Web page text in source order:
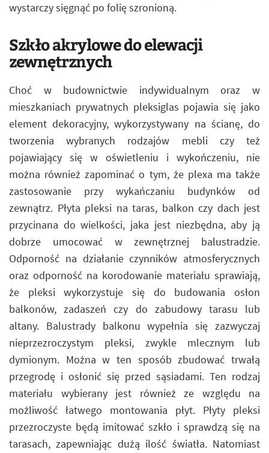
wystarczy sięgnąć po folię szronioną.
Szkło akrylowe do elewacji
zewnętrznych
Choć w budownictwie indywidualnym oraz w
mieszkaniach prywatnych pleksiglas pojawia się jako
element dekoracyjny, wykorzystywany na ścianę, do
tworzenia wybranych rodzajów mebli czy też
pojawiający się w oświetleniu i wykończeniu, nie
można również zapominać o tym, że plexa ma także
zastosowanie przy wykańczaniu budynków od
zewnątrz. Płyta pleksi na taras, balkon czy dach jest
przycinana do wielkości, jaka jest niezbędna, aby ją
dobrze umocować w zewnętrznej balustradzie.
Odporność na działanie czynników atmosferycznych
oraz odporność na korodowanie materiału sprawiają,
że pleksi wykorzystuje się do budowania osłon
balkonów, zadaszeń czy do zabudowy tarasu lub
altany. Balustrady balkonu wypełnia się zazwyczaj
nieprzezroczystym pleksi, zwykle mlecznym lub
dymionym. Można w ten sposób zbudować trwałą
przegrodę i osłonić się przed sąsiadami. Ten rodzaj
materiału wybierany jest również ze względu na
możliwość łatwego montowania płyt. Płyty pleksi
przezroczyste będą imitować szkło i sprawdzą się na
tarasach, zapewniając dużą ilość światła. Natomiast